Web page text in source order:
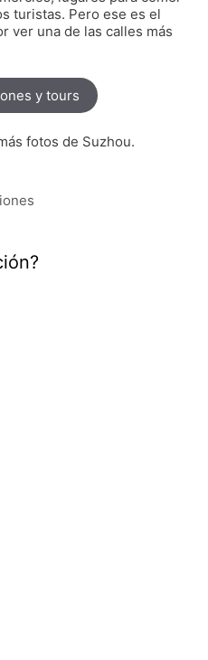
turistas. Pero ese es el
ver una de las calles más
y tours
fotos de Suzhou.